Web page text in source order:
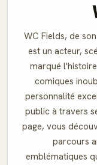
WC Fields, de
est un acteur,
marqué
comiques
personnalité
public à travers
page, vous
parcours
emblématiques